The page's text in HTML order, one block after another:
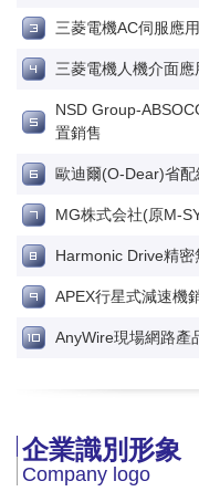
三菱電機AC伺服應
三菱電機人機介面
NSD Group-
置銷售
歐迪爾(O-Dear)省配
MG株式会社(原M-
Harmonic Drive精
APEX行星式減速機
AnyWire現場網路產
企業識別形象
Company logo